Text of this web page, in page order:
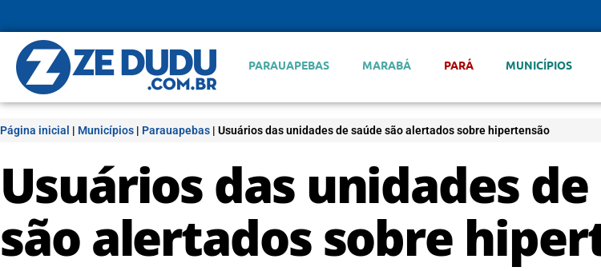
PARAUAPEBAS MARABÁ PARÁ MUNICÍPIOS
Página inicial | Municípios | Parauapebas | Usuários das unidades de saúde são alertados sobre hipertensão
Usuários das unidades
são alertados sobre